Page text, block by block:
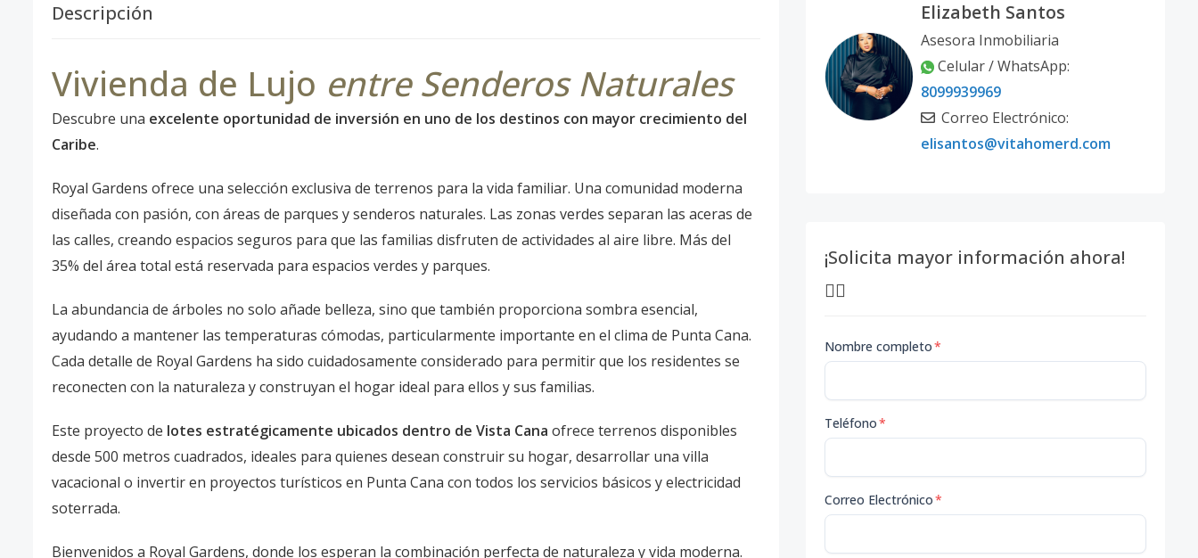
Descripción
Vivienda de Lujo entre Senderos Naturales
Descubre una excelente oportunidad de inversión en uno de los destinos con mayor crecimiento del
Caribe.
Royal Gardens ofrece una selección exclusiva de terrenos para la vida familiar. Una comunidad moderna
diseñada con pasión, con áreas de parques y senderos naturales. Las zonas verdes separan las aceras de
las calles, creando espacios seguros para que las familias disfruten de actividades al aire libre. Más del
35% del área total está reservada para espacios verdes y parques.
La abundancia de árboles no solo añade belleza, sino que también proporciona sombra esencial,
ayudando a mantener las temperaturas cómodas, particularmente importante en el clima de Punta Cana.
Cada detalle de Royal Gardens ha sido cuidadosamente considerado para permitir que los residentes se
reconecten con la naturaleza y construyan el hogar ideal para ellos y sus familias.
Este proyecto de lotes estratégicamente ubicados dentro de Vista Cana ofrece terrenos disponibles
desde 500 metros cuadrados, ideales para quienes desean construir su hogar, desarrollar una villa
vacacional o invertir en proyectos turísticos en Punta Cana con todos los servicios básicos y electricidad
soterrada.
Bienvenidos a Royal Gardens, donde los esperan la combinación perfecta de naturaleza y vida moderna.
Elizabeth Santos
Asesora Inmobiliaria
Celular / WhatsApp:
8099939969
Correo Electrónico:
elisantos@vitahomerd.com
¡Solicita mayor información ahora!
👇🏽
Nombre completo*
Teléfono*
Correo Electrónico*